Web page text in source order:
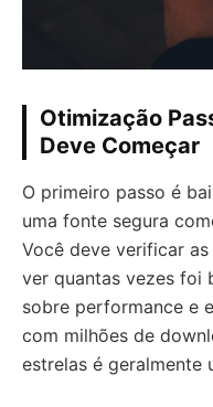
Otimização
Deve Começar
O primeiro passo é
uma fonte segura
Você deve verificar
ver quantas vezes foi
sobre performance e
com milhões de
estrelas é geralmente